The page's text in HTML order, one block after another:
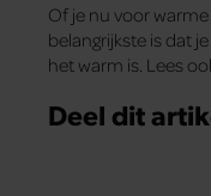
Of je nu voor
belangrijkste is dat
het warm is. Lees
Deel dit